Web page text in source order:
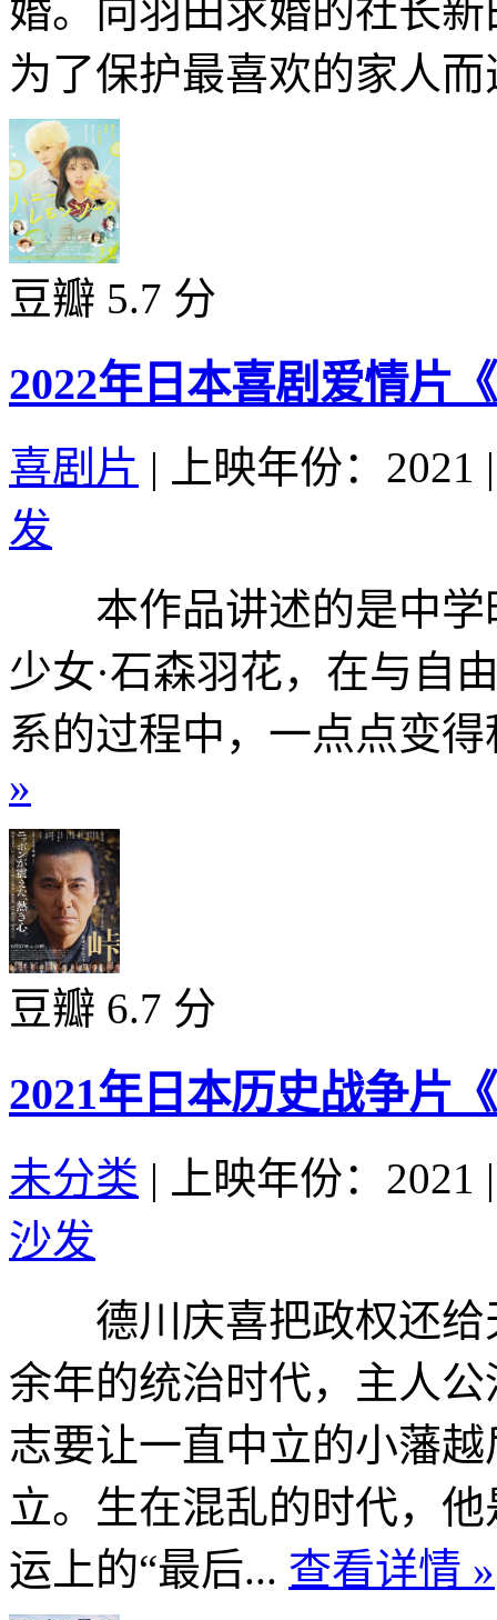
婚。向羽田求婚的社
为了保护最喜欢的家人
豆瓣 5.7 分
2022年日本喜剧爱情片
喜剧片 | 上映年份：2021 |
发
本作品讲述的是中学
少女·石森羽花，在与自
系的过程中，一点点变
»
豆瓣 6.7 分
2021年日本历史战争片
未分类 | 上映年份：2021 |
沙发
德川庆喜把政权还给
余年的统治时代，主人
志要让一直中立的小藩
立。生在混乱的时代，
运上的“最后... 查看详情 »